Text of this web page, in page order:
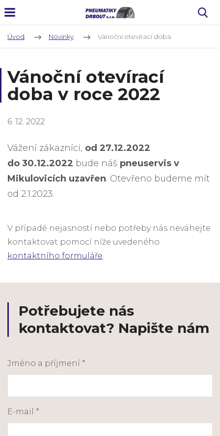
Úvod Novinky Vánoční otevírací doba
Vánoční otevírací
doba v roce 2022
6. 12. 2022
Vážení zákazníci, od 27.12.2022
do 30.12.2022 bude náš pneuservis v
Mikulovicích uzavřen. Otevřeno budeme mít
od 2.1.2023.
V případě nejasností nebo potřeby nás neváhejte
kontaktovat pomocí níže uvedeného
kontaktního formuláře.
Potřebujete nás
kontaktovat? Napište nám
Jméno a příjmení *
E-mail *